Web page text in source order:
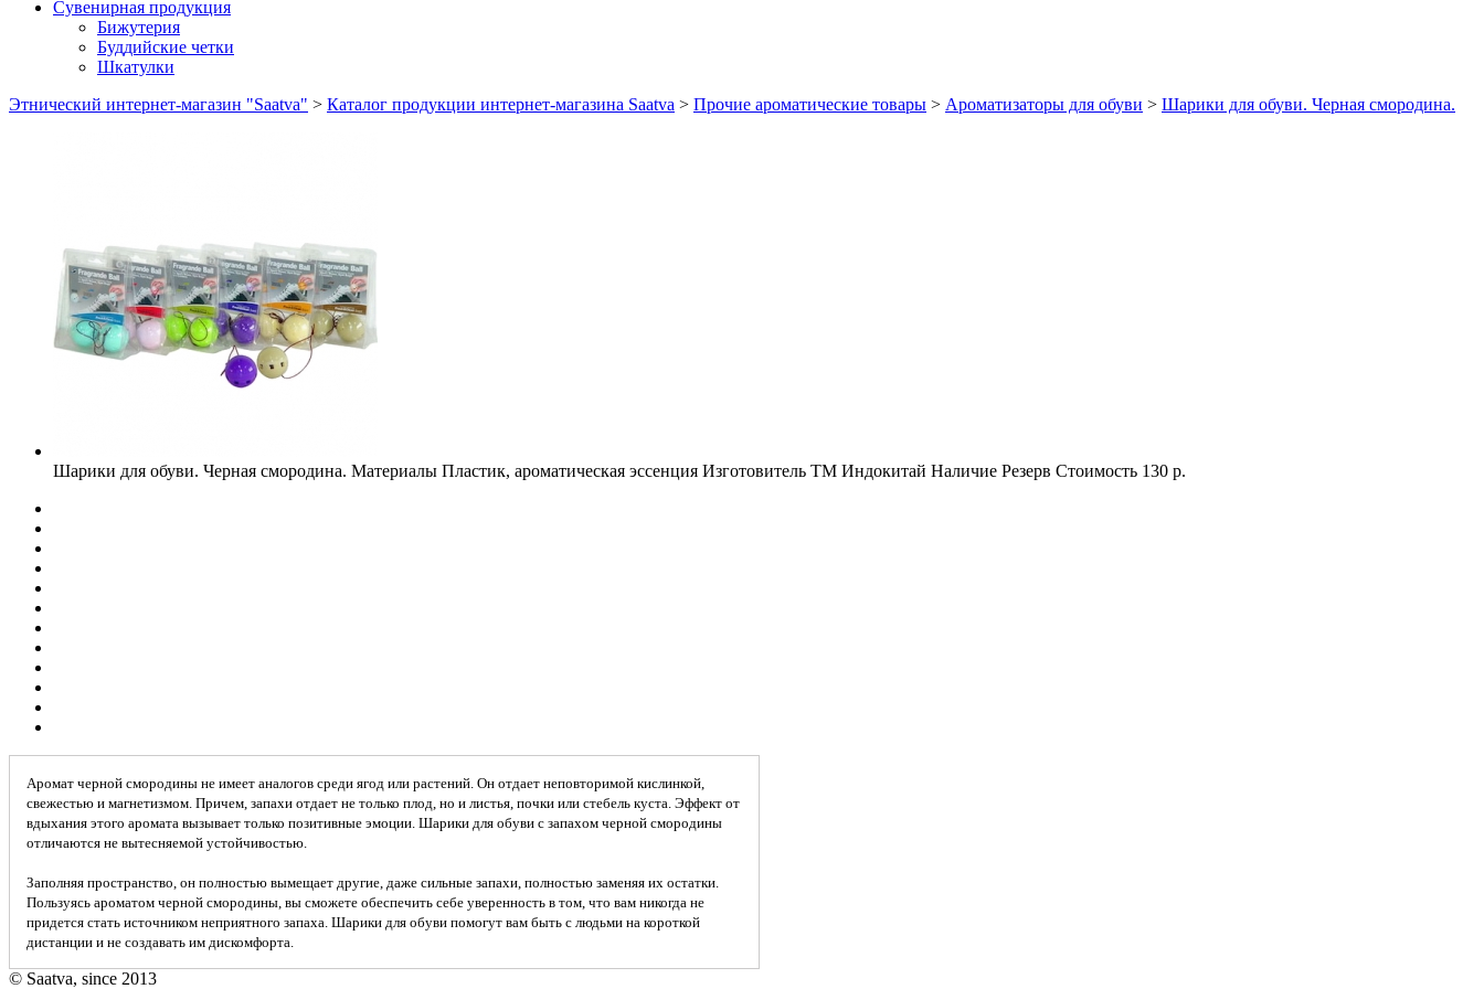
Сувенирная продукция
Бижутерия
Буддийские четки
Шкатулки
Этнический интернет-магазин "Saatva" > Каталог продукции интернет-магазина Saatva > Прочие ароматические товары > Ароматизаторы для обуви > Шарики для обуви. Черная смородина.
Шарики для обуви. Черная смородина. Материалы Пластик, ароматическая эссенция Изготовитель ТМ Индокитай Наличие Резерв Стоимость 130 р.
Аромат черной смородины не имеет аналогов среди ягод или растений. Он отдает неповторимой кислинкой,
свежестью и магнетизмом. Причем, запахи отдает не только плод, но и листья, почки или стебель куста. Эффект от
вдыхания этого аромата вызывает только позитивные эмоции. Шарики для обуви с запахом черной смородины
отличаются не вытесняемой устойчивостью.
Заполняя пространство, он полностью вымещает другие, даже сильные запахи, полностью заменяя их остатки.
Пользуясь ароматом черной смородины, вы сможете обеспечить себе уверенность в том, что вам никогда не
придется стать источником неприятного запаха. Шарики для обуви помогут вам быть с людьми на короткой
дистанции и не создавать им дискомфорта.
© Saatva, since 2013